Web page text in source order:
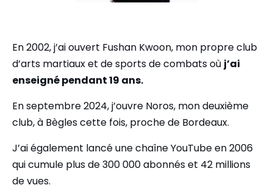
En 2002, j’ai ouvert Fushan Kwoon, mon propre club
d’arts martiaux et de sports de combats où j’ai
enseigné pendant 19 ans.
En septembre 2024, j’ouvre Noros, mon deuxième
club, à Bègles cette fois, proche de Bordeaux.
J’ai également lancé une chaîne YouTube en 2006
qui cumule plus de 300 000 abonnés et 42 millions
de vues.